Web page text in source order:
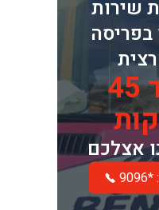
שירות
בפריסה
עד 45
אצלכם